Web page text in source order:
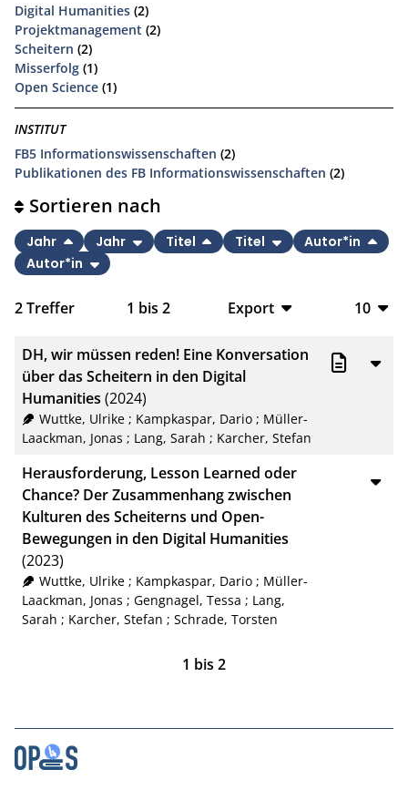
Digital Humanities (2)
Projektmanagement (2)
Scheitern (2)
Misserfolg (1)
Open Science (1)
INSTITUT
FB5 Informationswissenschaften (2)
Publikationen des FB Informationswissenschaften (2)
2Treffer 1 bis 2
Export
CSV
RIS
XML
10
20
Sortieren nach
Jahr Jahr Titel Titel
Autor*in
Autor*in
DH, wir müssen reden! Eine Konversation
über das Scheitern in den Digital
Humanities (2024)
Wuttke, Ulrike; Kampkaspar, Dario; Müller-
Laackman, Jonas ; Lang, Sarah ; Karcher, Stefan
Herausforderung, Lesson Learned oder
Chance? Der Zusammenhang zwischen
Kulturen des Scheiterns und Open-
Bewegungen in den Digital Humanities
(2023)
Wuttke, Ulrike; Kampkaspar, Dario; Müller-
Laackman, Jonas ; Gengnagel, Tessa ; Lang,
Sarah ; Karcher, Stefan ; Schrade, Torsten
1 bis 2